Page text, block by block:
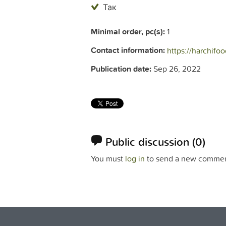
Так
Minimal order, pc(s):1
Contact information: https://
Publication date: Sep 26, 2022
Public discussion (0)
You must log in to send a new